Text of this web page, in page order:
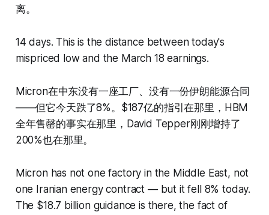
离。
14 days. This is the distance between today's
mispriced low and the March 18 earnings.
Micron在中东没有一座工厂、没有一份伊朗能源合同
——但它今天跌了8%。$187亿的指引在那里，HBM
全年售罄的事实在那里，David Tepper刚刚增持了
200%也在那里。
Micron has not one factory in the Middle East, not
one Iranian energy contract — but it fell 8% today.
The $18.7 billion guidance is there, the fact of